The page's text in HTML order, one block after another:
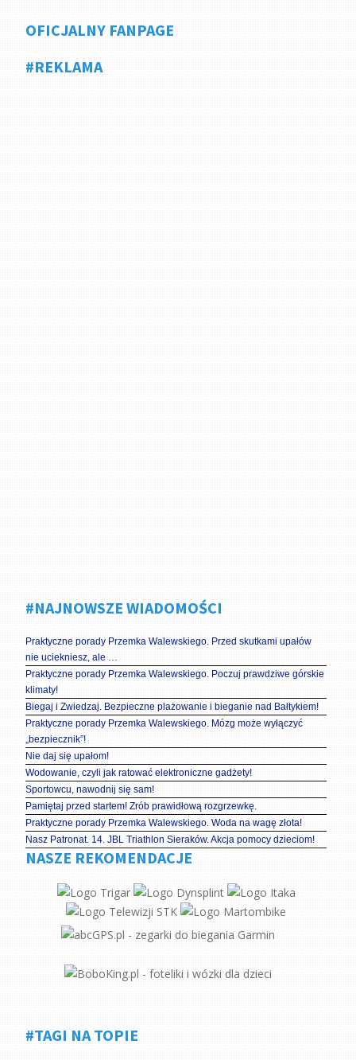
OFICJALNY FANPAGE
#REKLAMA
#NAJNOWSZE WIADOMOŚCI
Praktyczne porady Przemka Walewskiego. Przed skutkami upałów
nie uciekniesz, ale …
Praktyczne porady Przemka Walewskiego. Poczuj prawdziwe górskie
klimaty!
Biegaj i Zwiedzaj. Bezpieczne plażowanie i bieganie nad Bałtykiem!
Praktyczne porady Przemka Walewskiego. Mózg może wyłączyć
„bezpiecznik”!
Nie daj się upałom!
Wodowanie, czyli jak ratować elektroniczne gadżety!
Sportowcu, nawodnij się sam!
Pamiętaj przed startem! Zrób prawidłową rozgrzewkę.
Praktyczne porady Przemka Walewskiego. Woda na wagę złota!
Nasz Patronat. 14. JBL Triathlon Sieraków. Akcja pomocy dzieciom!
NASZE REKOMENDACJE
#TAGI NA TOPIE